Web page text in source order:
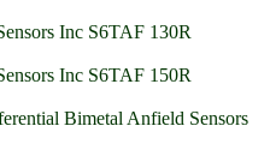
Inc S6TAF 130R
Inc S6TAF 150R
Bimetal Anfield Sensors